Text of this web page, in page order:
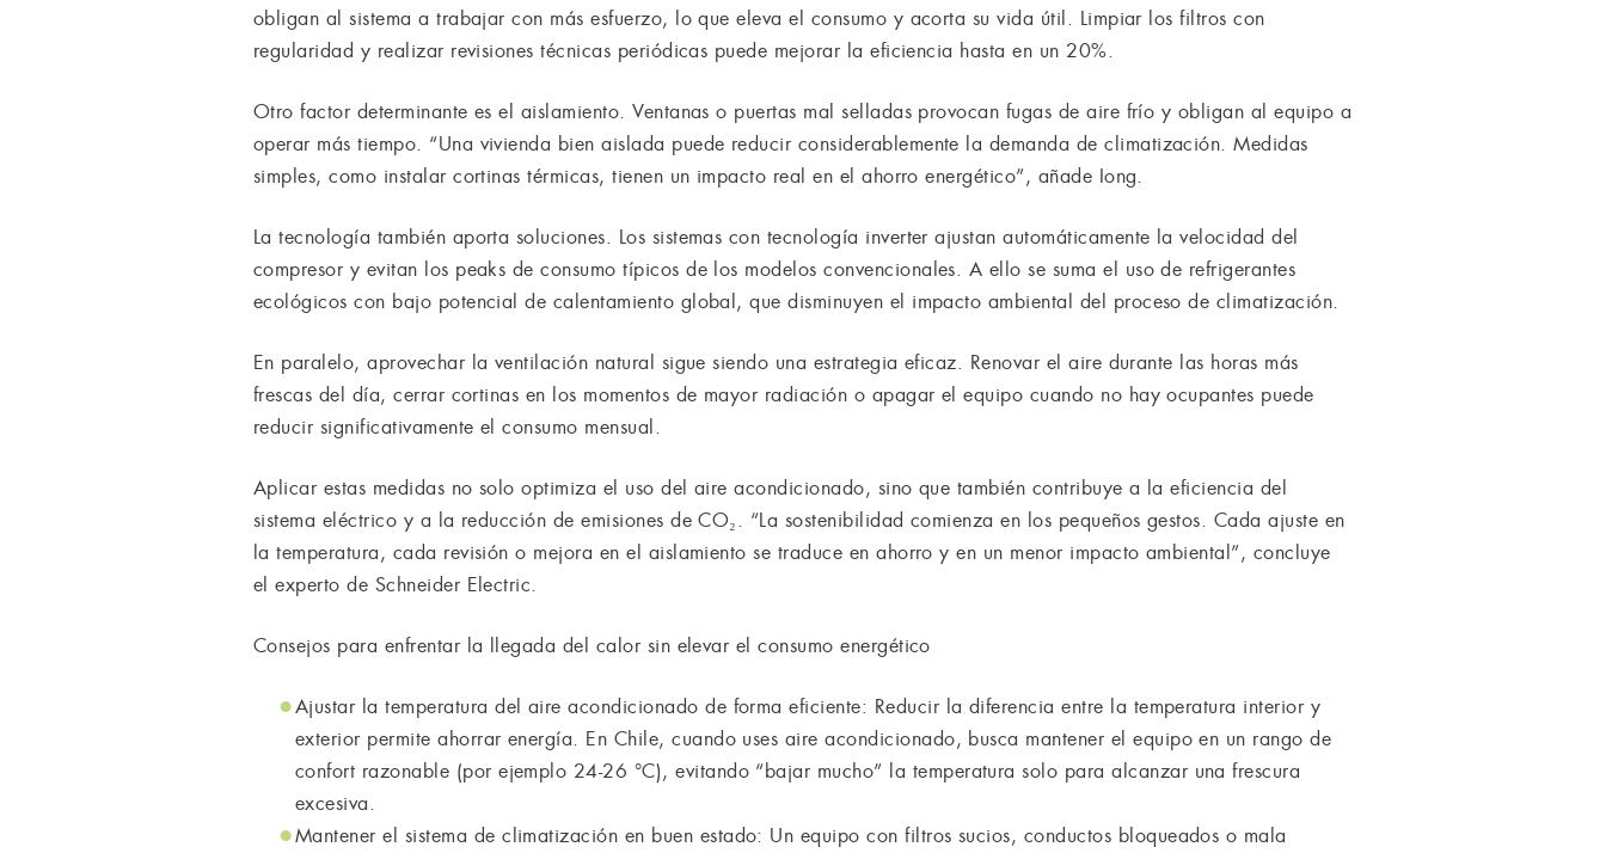
obligan al sistema a trabajar con más esfuerzo, lo que eleva el consumo y acorta su vida útil. Limpiar los filtros con
regularidad y realizar revisiones técnicas periódicas puede mejorar la eficiencia hasta en un 20%.
Otro factor determinante es el aislamiento. Ventanas o puertas mal selladas provocan fugas de aire frío y obligan al equipo a
operar más tiempo. “Una vivienda bien aislada puede reducir considerablemente la demanda de climatización. Medidas
simples, como instalar cortinas térmicas, tienen un impacto real en el ahorro energético”, añade Iong.
La tecnología también aporta soluciones. Los sistemas con tecnología inverter ajustan automáticamente la velocidad del
compresor y evitan los peaks de consumo típicos de los modelos convencionales. A ello se suma el uso de refrigerantes
ecológicos con bajo potencial de calentamiento global, que disminuyen el impacto ambiental del proceso de climatización.
En paralelo, aprovechar la ventilación natural sigue siendo una estrategia eficaz. Renovar el aire durante las horas más
frescas del día, cerrar cortinas en los momentos de mayor radiación o apagar el equipo cuando no hay ocupantes puede
reducir significativamente el consumo mensual.
Aplicar estas medidas no solo optimiza el uso del aire acondicionado, sino que también contribuye a la eficiencia del
sistema eléctrico y a la reducción de emisiones de CO₂. “La sostenibilidad comienza en los pequeños gestos. Cada ajuste en
la temperatura, cada revisión o mejora en el aislamiento se traduce en ahorro y en un menor impacto ambiental”, concluye
el experto de Schneider Electric.
Consejos para enfrentar la llegada del calor sin elevar el consumo energético
Ajustar la temperatura del aire acondicionado de forma eficiente: Reducir la diferencia entre la temperatura interior y
exterior permite ahorrar energía. En Chile, cuando uses aire acondicionado, busca mantener el equipo en un rango de
confort razonable (por ejemplo 24-26 °C), evitando “bajar mucho” la temperatura solo para alcanzar una frescura
excesiva.
Mantener el sistema de climatización en buen estado: Un equipo con filtros sucios, conductos bloqueados o mala